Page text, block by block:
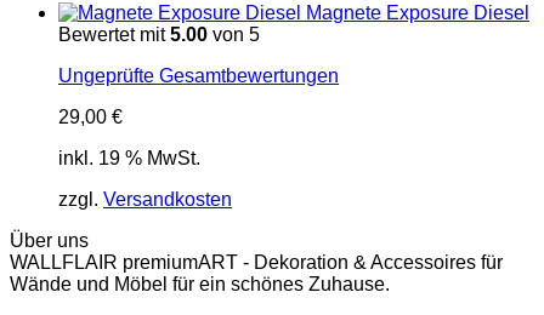
Magnete Exposure Diesel
Bewertet mit5.00 von 5
Ungeprüfte Gesamtbewertungen
29,00 €
inkl. 19 % MwSt.
zzgl. Versandkosten
Über uns
WALLFLAIR premiumART - Dekoration & Accessoires für
Wände und Möbel für ein schönes Zuhause.